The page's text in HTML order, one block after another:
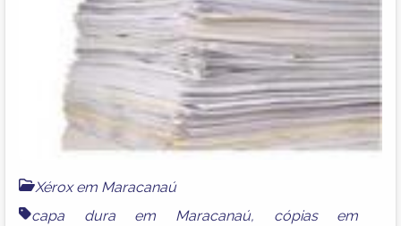
Xérox em Maracanaú
capa dura em Maracanaú, cópias em